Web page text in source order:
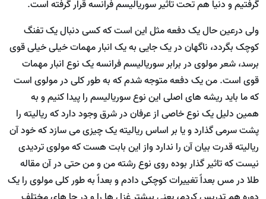
گرفتیم و دنیا هم تحت تاثیر سوریالیسم فرانسه قرار گرفته است.
ولی درعین حال یک دفعه مثل این است که کسی دنبال یک تفنگ
کوچک بگردد، ناگهان در یک جایی به یک انبار مهمات خیلی خیلی قوی
برسد، شعر مولوی در برابر سوریالیسم فرانسه یک نوع انبار مهمات
قوی است. من یک دفعه متوجه شدم که به طور کلی در مولوی است
که ما باید ریشه های اصلی این نوع سوریالیسم را پیدا کنیم و به
همین دلیل یک نوع خاصی از عرفان در شرق وجود دارد که ریالیته را
پشت سرمی گذارد و یا بر اساس ریالیته یک چیزی می سازد که خود آن
ریالیته قدرت بیان آن را ندارد واز این بابت هست که مولوی تردیدی
نیست که تاثیر گذار بوده روی نوع رشته من و من حتی در آن مقاله
طلا در مس بعداً تغییرات کوچکی دادم و بعداً به طور کلی مولوی را یک